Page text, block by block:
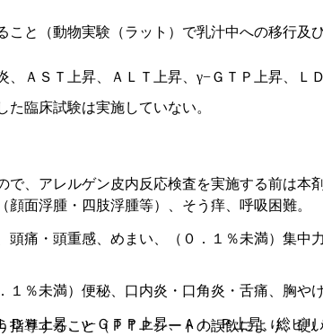
と（動物実験（ラット）で乳汁中への移行及
臨床試験は実施していない。
、アレルゲン皮内反応検査を実施する前は本
導すること（ＰＴＰシートの誤飲により、硬
ＡＳＴ上昇、ＡＬＴ上昇、γ−ＧＴＰ上昇、Ｌ
面浮腫・四肢浮腫等）、そう痒、呼吸困難。
痛・頭重感、めまい、（０．１％未満）集中
％未満）便秘、口内炎・口角炎・舌痛、胸や
Ｈ上昇、γ−ＧＴＰ上昇、Ａｌ−Ｐ上昇、総ビ